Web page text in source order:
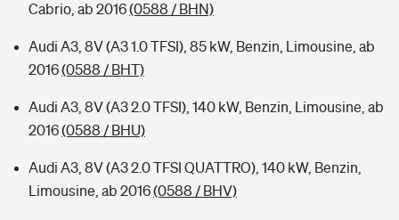
Cabrio, ab 2016(0588 / BHN)
Audi A3, 8V (A3 1.0 TFSI), 85 kW, Benzin, Limousine, ab
2016(0588 / BHT)
Audi A3, 8V (A3 2.0 TFSI), 140 kW, Benzin, Limousine, ab
2016(0588 / BHU)
Audi A3, 8V (A3 2.0 TFSI QUATTRO), 140 kW, Benzin,
Limousine, ab 2016(0588 / BHV)